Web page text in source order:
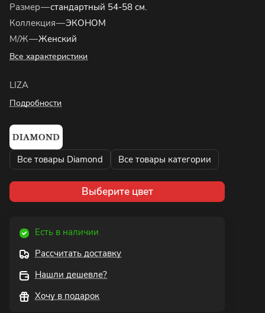
Размер—стандартный 54-58 см.
Коллекция—ЭКОНОМ
М/Ж—Женский
Все характеристики
LIZA
Подробности
Все товары Diamond Все товары категории
Выберите цвет
Есть в наличии
Рассчитать доставку
Нашли дешевле?
Хочу в подарок